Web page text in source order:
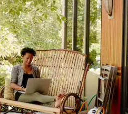
de las flechas hacia arriba y